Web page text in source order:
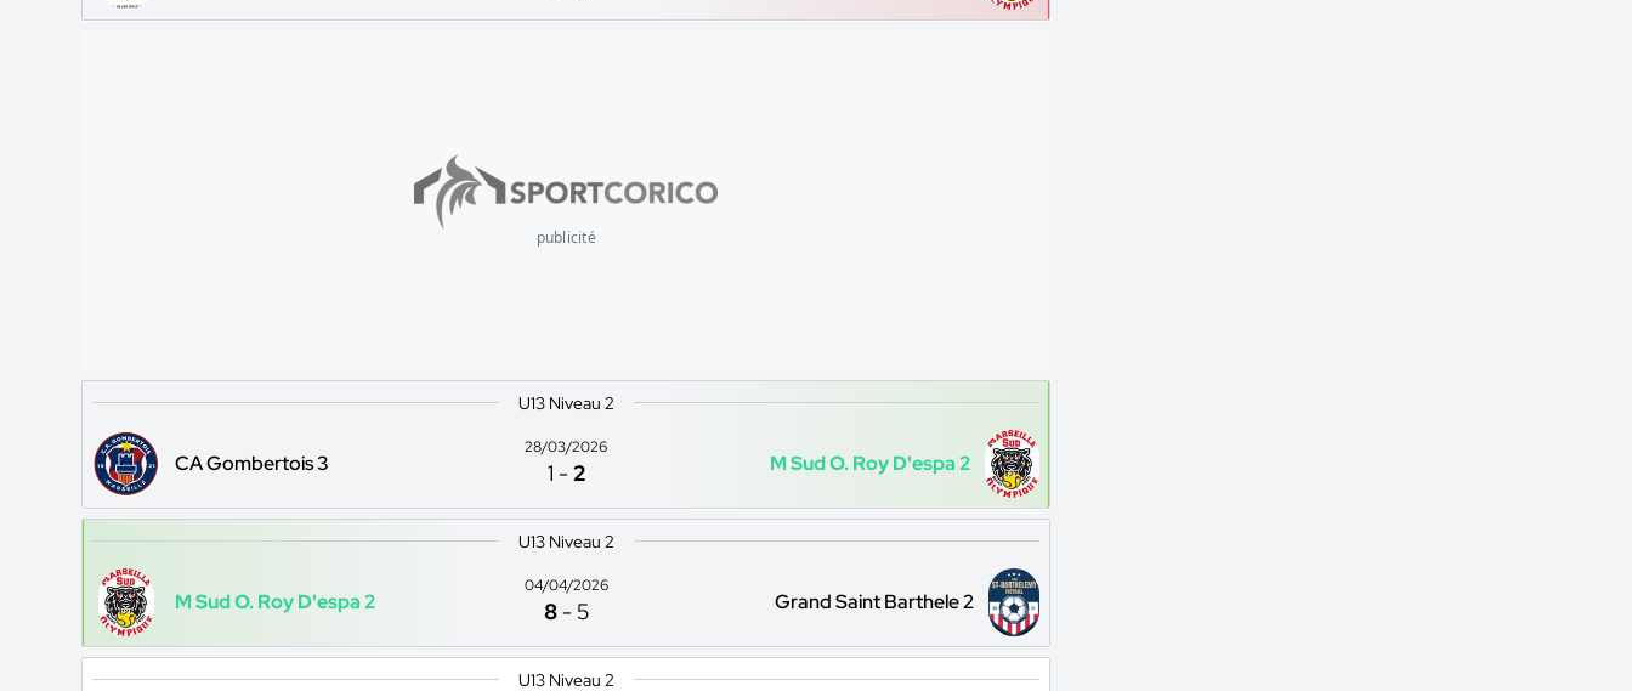
publicité
U13 Niveau 2
CA Gombertois 3
28/03/2026
1 -2 M Sud O. Roy D'espa 2
U13 Niveau 2
M Sud O. Roy D'espa 2
04/04/2026
8 - 5 Grand Saint Barthele 2
U13 Niveau 2